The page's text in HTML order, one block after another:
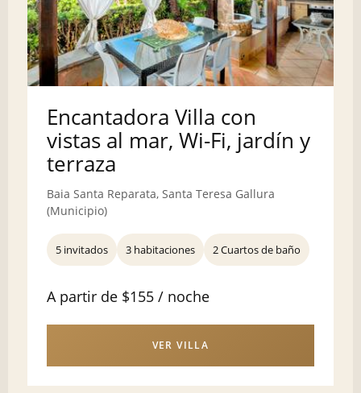
Encantadora Villa con
vistas al mar, Wi-Fi, jardín y
terraza
Baia Santa Reparata, Santa Teresa Gallura
(Municipio)
5 invitados 3 habitaciones 2 Cuartos de baño
A partir de $155 / noche
VER VILLA